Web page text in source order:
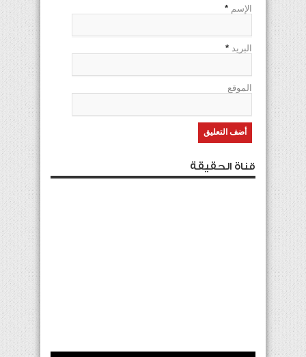
الإسم *
البريد *
الموقع
قناة الحقيقة